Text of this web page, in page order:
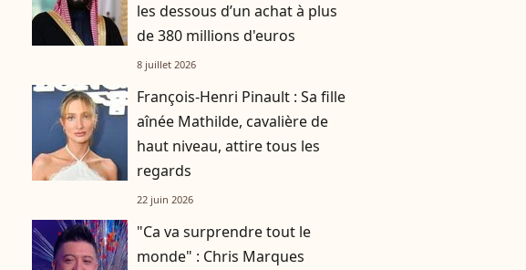
les dessous d’un achat à plus
de 380 millions d'euros
8 juillet 2026
François-Henri Pinault : Sa fille
aînée Mathilde, cavalière de
haut niveau, attire tous les
regards
22 juin 2026
"Ca va surprendre tout le
monde" : Chris Marques